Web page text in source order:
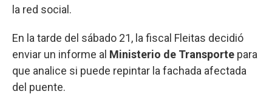
la red social.
En la tarde del sábado 21, la fiscal Fleitas decidió
enviar un informe al Ministerio de Transporte para
que analice si puede repintar la fachada afectada
del puente.